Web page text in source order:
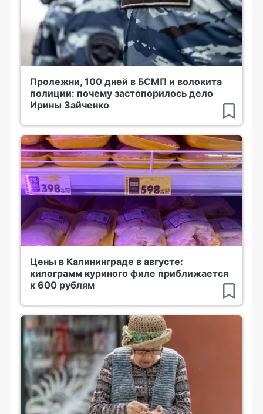
Пролежни, 100 дней в БСМП и волокита
полиции: почему застопорилось дело
Ирины Зайченко
Цены в Калининграде в августе:
килограмм куриного филе приближается
к 600 рублям